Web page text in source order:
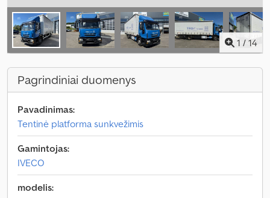
1 / 14
Pagrindiniai duomenys
Pavadinimas:
Tentinė platforma sunkvežimis
Gamintojas:
IVECO
modelis: